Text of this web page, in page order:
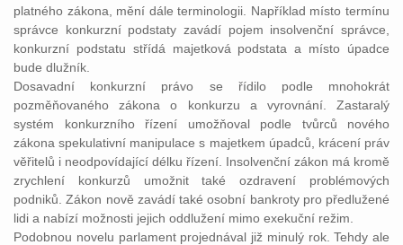
platného zákona, mění dále terminologii. Například místo termínu
správce konkurzní podstaty zavádí pojem insolvenční správce,
konkurzní podstatu střídá majetková podstata a místo úpadce
bude dlužník.
Dosavadní konkurzní právo se řídilo podle mnohokrát
pozměňovaného zákona o konkurzu a vyrovnání. Zastaralý
systém konkurzního řízení umožňoval podle tvůrců nového
zákona spekulativní manipulace s majetkem úpadců, krácení práv
věřitelů i neodpovídající délku řízení. Insolvenční zákon má kromě
zrychlení konkurzů umožnit také ozdravení problémových
podniků. Zákon nově zavádí také osobní bankroty pro předlužené
lidi a nabízí možnosti jejich oddlužení mimo exekuční režim.
Podobnou novelu parlament projednával již minulý rok. Tehdy ale